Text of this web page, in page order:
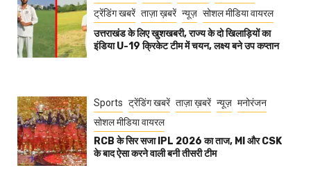
ट्रेंडिंग खबरें ताज़ा ख़बरें न्यूज़ सोशल मीडिया वायरल
उत्तराखंड के लिए खुशखबरी, राज्य के दो खिलाड़ियों का
इंडिया U-19 क्रिकेट टीम में चयन, लक्ष्य बने उप कप्तान
Sports ट्रेंडिंग खबरें ताज़ा ख़बरें न्यूज़ मनोरंजन
सोशल मीडिया वायरल
RCB के सिर सजा IPL 2026 का ताज, MI और CSK
के बाद ऐसा करने वाली बनी तीसरी टीम